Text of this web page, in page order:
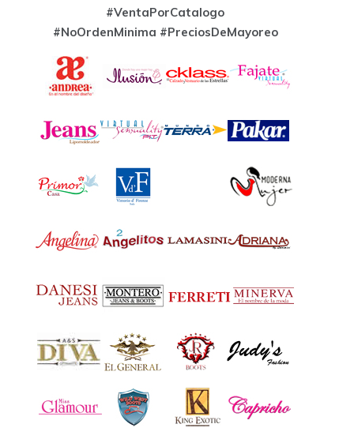
#VentaPorCatalogo
#NoOrdenMinima #PreciosDeMayoreo